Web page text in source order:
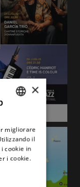
ENGLISH
×
migliorare
il
cookie in
i cookie.